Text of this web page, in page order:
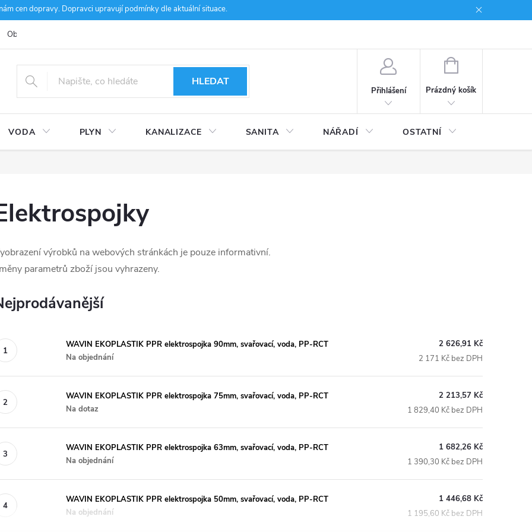
cen dopravy. Dopravci upravují podmínky dle aktuální situace.
Obchodní podmínky
HLEDAT
Přihlášení
NÁKUPNÍ
Prázdný košík
VODA PLYN KANALIZACE SANITA NÁŘADÍ OSTATNÍ
výrobků na webových stránkách je pouze informativní.
parametrů zboží jsou vyhrazeny.
WAVIN EKOPLASTIK PPR elektrospojka 90mm, svařovací, voda, PP-RCT
Na objednání
2 626,91 Kč
2 171 Kč bez DPH
WAVIN EKOPLASTIK PPR elektrospojka 75mm, svařovací, voda, PP-RCT
Na dotaz
2 213,57 Kč
1 829,40 Kč bez DPH
WAVIN EKOPLASTIK PPR elektrospojka 63mm, svařovací, voda, PP-RCT
Na objednání
1 682,26 Kč
1 390,30 Kč bez DPH
WAVIN EKOPLASTIK PPR elektrospojka 50mm, svařovací, voda, PP-RCT
Na objednání
1 446,68 Kč
1 195,60 Kč bez DPH